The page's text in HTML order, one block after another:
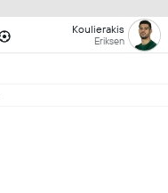
Koulierakis
Eriksen